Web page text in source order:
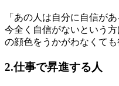
「あの人は自分に自信が
今全く自信がないという
の顔色をうかがわなくて
2.仕事で昇進する人